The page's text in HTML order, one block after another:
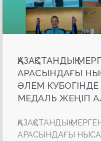
ҚАЗАҚСТАНДЫҚ
АРАСЫНДАҒЫ
ӘЛЕМ
МЕДАЛЬ ЖЕҢІП
ҚАЗАҚСТАНДЫҚ
АРАСЫНДАҒЫ